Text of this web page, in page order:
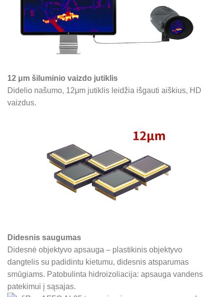
12 μm šiluminio vaizdo jutiklis
Didelio našumo, 12μm jutiklis leidžia išgauti aiškius, HD
vaizdus.
Didesnis saugumas
Didesnė objektyvo apsauga – plastikinis objektyvo
dangtelis su padidintu kietumu, didesnis atsparumas
smūgiams. Patobulinta hidroizoliacija: apsauga vandens
patekimui į sąsajas.